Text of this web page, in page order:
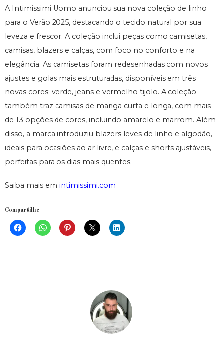
A Intimissimi Uomo anunciou sua nova coleção de linho
para o Verão 2025, destacando o tecido natural por sua
leveza e frescor. A coleção inclui peças como camisetas,
camisas, blazers e calças, com foco no conforto e na
elegância. As camisetas foram redesenhadas com novos
ajustes e golas mais estruturadas, disponíveis em três
novas cores: verde, jeans e vermelho tijolo. A coleção
também traz camisas de manga curta e longa, com mais
de 13 opções de cores, incluindo amarelo e marrom. Além
disso, a marca introduziu blazers leves de linho e algodão,
ideais para ocasiões ao ar livre, e calças e shorts ajustáveis,
perfeitas para os dias mais quentes.
Saiba mais em intimissimi.com
Compartilhe